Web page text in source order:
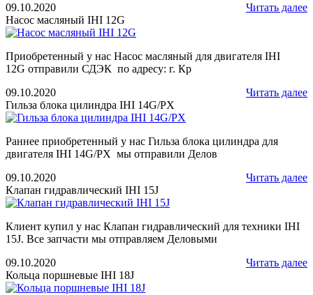
Читать далее
09.10.2020
Насос масляный IHI 12G
Приобретенный у нас Насос масляный для двигателя IHI
12G отправили СДЭК по адресу: г. Кр
Читать далее
09.10.2020
Гильза блока цилиндра IHI 14G/PX
Раннее приобретенный у нас Гильза блока цилиндра для
двигателя IHI 14G/PX мы отправили Делов
Читать далее
09.10.2020
Клапан гидравлический IHI 15J
Клиент купил у нас Клапан гидравлический для техники IHI
15J. Все запчасти мы отправляем Деловыми
Читать далее
09.10.2020
Кольца поршневые IHI 18J